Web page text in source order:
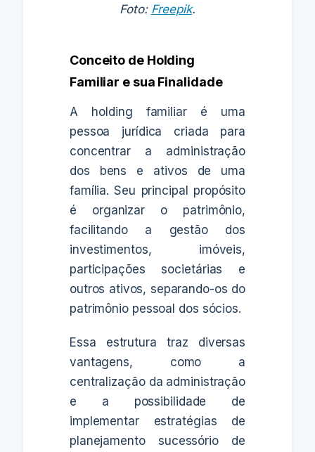
Foto: Freepik.
Conceito de Holding
Familiar e sua Finalidade
A holding familiar é uma
pessoa jurídica criada para
concentrar a administração
dos bens e ativos de uma
família. Seu principal propósito
é organizar o patrimônio,
facilitando a gestão dos
investimentos, imóveis,
participações societárias e
outros ativos, separando-os do
patrimônio pessoal dos sócios.
Essa estrutura traz diversas
vantagens, como a
centralização da administração
e a possibilidade de
implementar estratégias de
planejamento sucessório de